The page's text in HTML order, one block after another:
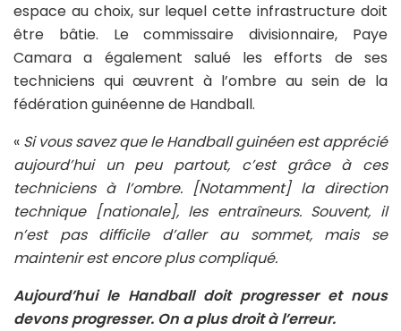
espace au choix, sur lequel cette infrastructure doit
être bâtie. Le commissaire divisionnaire, Paye
Camara a également salué les efforts de ses
techniciens qui œuvrent à l’ombre au sein de la
fédération guinéenne de Handball.
« Si vous savez que le Handball guinéen est apprécié
aujourd’hui un peu partout, c’est grâce à ces
techniciens à l’ombre. [Notamment] la direction
technique [nationale], les entraîneurs. Souvent, il
n’est pas difficile d’aller au sommet, mais se
maintenir est encore plus compliqué.
Aujourd’hui le Handball doit progresser et nous
devons progresser. On a plus droit à l’erreur.